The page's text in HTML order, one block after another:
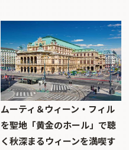
ムーティ＆ウィーン・フィル
を聖地「黄金のホール」で聴
く秋深まるウィーンを満喫す